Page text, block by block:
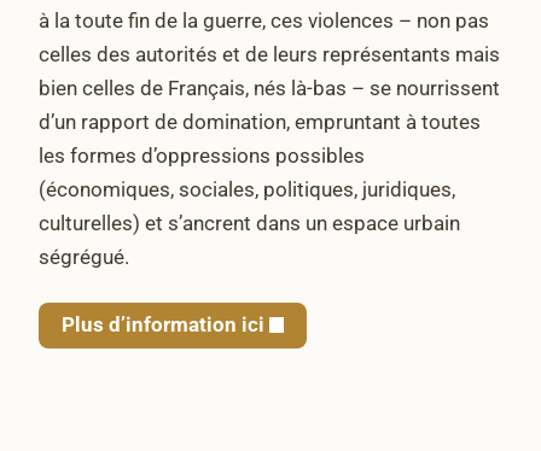
à la toute fin de la guerre, ces violences – non pas
celles des autorités et de leurs représentants mais
bien celles de Français, nés là-bas – se nourrissent
d’un rapport de domination, empruntant à toutes
les formes d’oppressions possibles
(économiques, sociales, politiques, juridiques,
culturelles) et s’ancrent dans un espace urbain
ségrégué.
Plus d’information ici